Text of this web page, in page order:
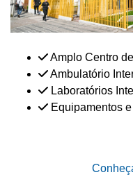
Amplo Centro
Ambulatório
Laboratórios
Equipamentos